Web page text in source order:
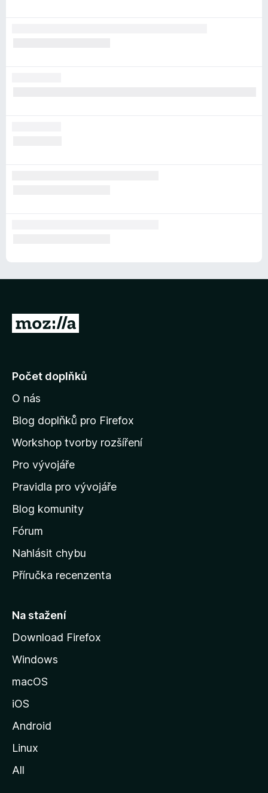
P
j
t
n
d
o
m
v
s
k
u
t
á
n
M
o
l
Počet doplňků
O nás
Blog doplňků pro Firefox
Workshop tvorby rozšíření
Pro vývojáře
Pravidla pro vývojáře
Blog komunity
Fórum
Nahlásit chybu
Příručka recenzenta
Na stažení
Download Firefox
Windows
macOS
iOS
Android
Linux
All